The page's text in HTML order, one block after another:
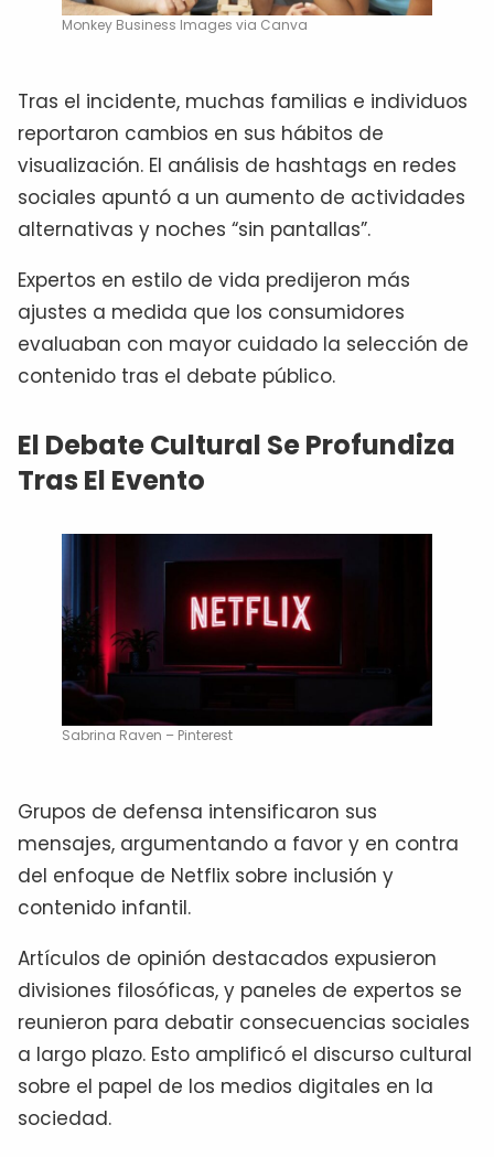
Monkey Business Images via Canva
Tras el incidente, muchas familias e individuos
reportaron cambios en sus hábitos de
visualización. El análisis de hashtags en redes
sociales apuntó a un aumento de actividades
alternativas y noches “sin pantallas”.
Expertos en estilo de vida predijeron más
ajustes a medida que los consumidores
evaluaban con mayor cuidado la selección de
contenido tras el debate público.
El Debate Cultural Se Profundiza
Tras El Evento
Sabrina Raven – Pinterest
Grupos de defensa intensificaron sus
mensajes, argumentando a favor y en contra
del enfoque de Netflix sobre inclusión y
contenido infantil.
Artículos de opinión destacados expusieron
divisiones filosóficas, y paneles de expertos se
reunieron para debatir consecuencias sociales
a largo plazo. Esto amplificó el discurso cultural
sobre el papel de los medios digitales en la
sociedad.